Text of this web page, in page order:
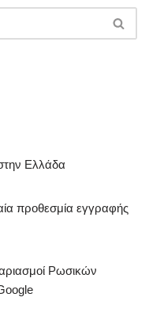
Ελλάδα
προθεσμία εγγραφής
Ρωσικών